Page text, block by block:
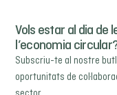
Vols estar al dia de
l’economia
Subscriu-te al nostre
oportunitats de